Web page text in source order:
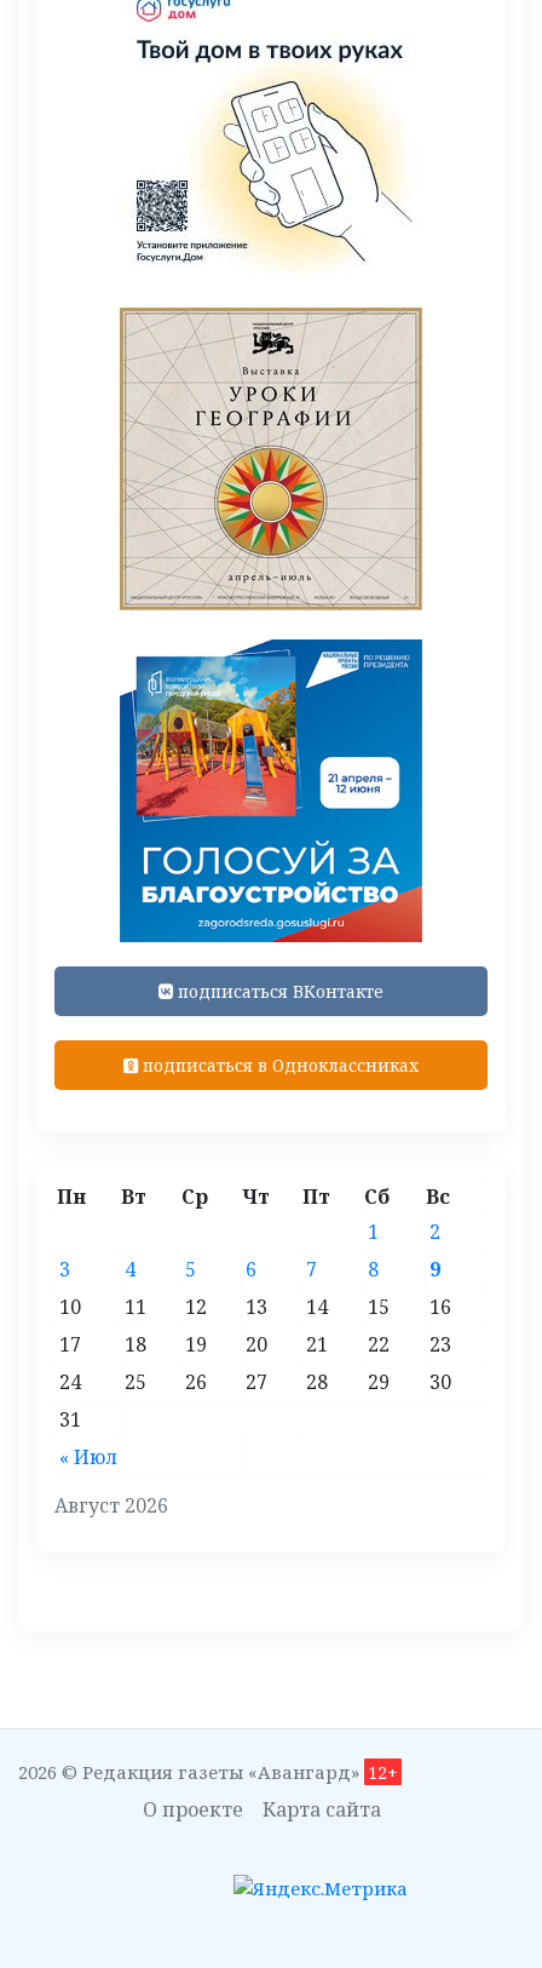
подписаться ВКонтакте
подписаться в Одноклассниках
Август 2026
Пн Вт Ср Чт Пт Сб Вс
« Июл
1
2
3
4 5 6 7 8
9
10
11 12 13 14 15
16
17
18 19 20 21 22
23
24
25 26 27 28 29
30
31
2026 © Редакция газеты «Авангард» 12+
О проекте Карта сайта